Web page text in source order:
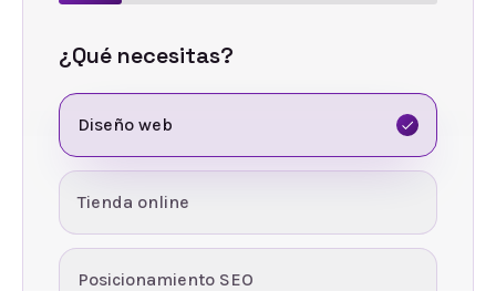
¿Qué necesitas?
Diseño web
Tienda online
Posicionamiento SEO